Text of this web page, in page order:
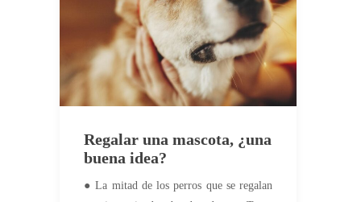
Regalar una mascota, ¿una
buena idea?
● La mitad de los perros que se regalan